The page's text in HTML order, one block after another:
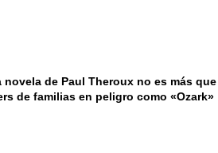
de Paul Theroux no es más que
de familias en peligro como «Ozark»